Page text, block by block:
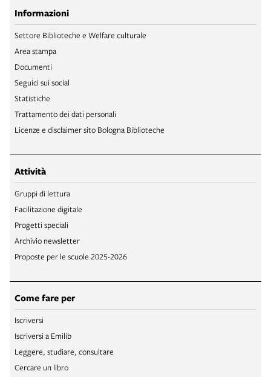
Informazioni
Settore Biblioteche e Welfare culturale
Area stampa
Documenti
Seguici sui social
Statistiche
Trattamento dei dati personali
Licenze e disclaimer sito Bologna Biblioteche
Attività
Gruppi di lettura
Facilitazione digitale
Progetti speciali
Archivio newsletter
Proposte per le scuole 2025-2026
Come fare per
Iscriversi
Iscriversi a Emilib
Leggere, studiare, consultare
Cercare un libro